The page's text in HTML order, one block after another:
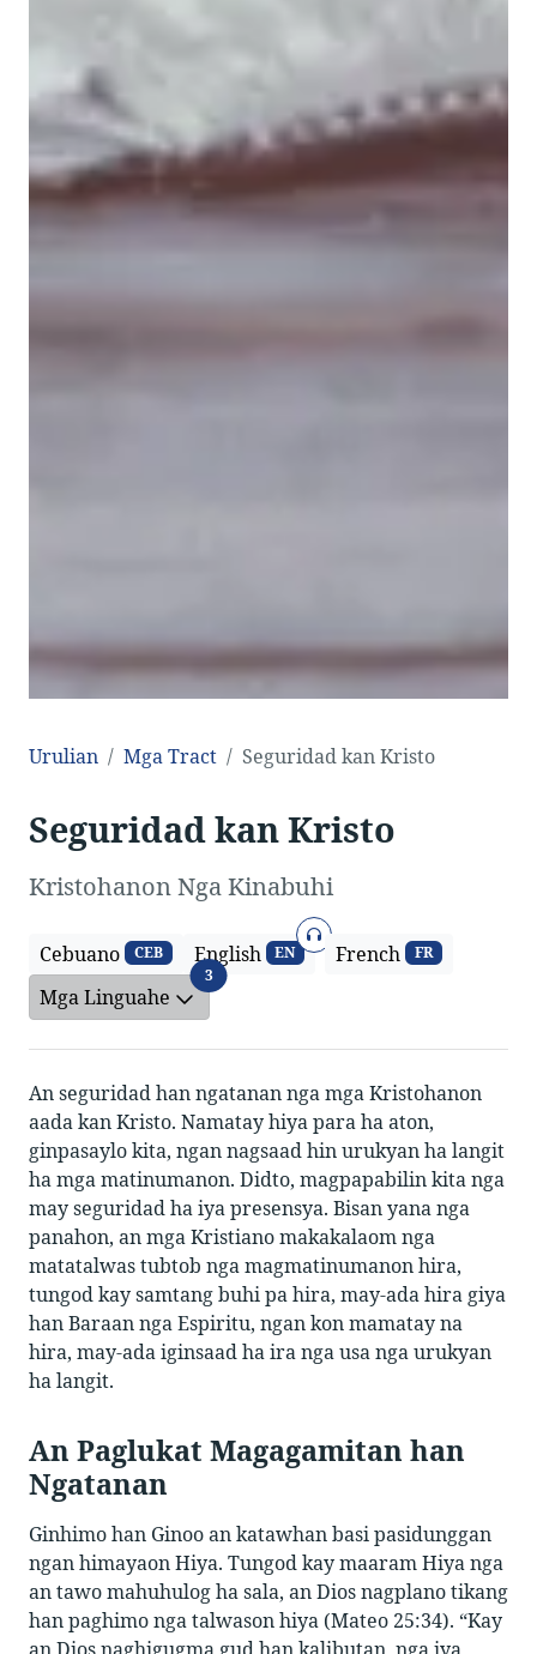
Urulian Mga Tract Seguridad kan Kristo
Seguridad kan Kristo
Kristohanon Nga Kinabuhi
Cebuano CEB English EN
Rekord
French FR
Mga Linguahe
3Mga Linguahe
An seguridad han ngatanan nga mga Kristohanon
aada kan Kristo. Namatay hiya para ha aton,
ginpasaylo kita, ngan nagsaad hin urukyan ha langit
ha mga matinumanon. Didto, magpapabilin kita nga
may seguridad ha iya presensya. Bisan yana nga
panahon, an mga Kristiano makakalaom nga
matatalwas tubtob nga magmatinumanon hira,
tungod kay samtang buhi pa hira, may-ada hira giya
han Baraan nga Espiritu, ngan kon mamatay na
hira, may-ada iginsaad ha ira nga usa nga urukyan
ha langit.
An Paglukat Magagamitan han
Ngatanan
Ginhimo han Ginoo an katawhan basi pasidunggan
ngan himayaon Hiya. Tungod kay maaram Hiya nga
an tawo mahuhulog ha sala, an Dios nagplano tikang
han paghimo nga talwason hiya (Mateo 25:34). “Kay